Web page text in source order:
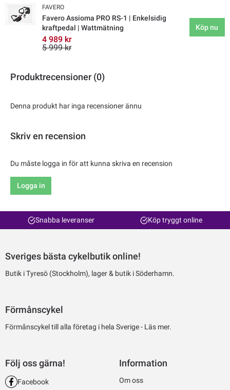
FAVERO
Favero Assioma PRO RS-1 | Enkelsidig
kraftpedal | Wattmätning
4 989 kr
5 999 kr
Köp nu
Produktrecensioner (0)
Denna produkt har inga recensioner ännu
Skriv en recension
Du måste logga in för att kunna skriva en recension
Logga in
Snabba leveranser Köp tryggt online
Sveriges bästa cykelbutik online!
Butik i Tyresö (Stockholm), lager & butik i Söderhamn.
Förmånscykel
Förmånscykel till alla företag i hela Sverige - Läs mer.
Följ oss gärna!
Facebook
Information
Om oss